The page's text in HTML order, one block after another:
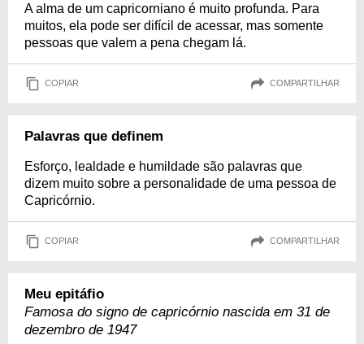
A alma de um capricorniano é muito profunda. Para
muitos, ela pode ser difícil de acessar, mas somente
pessoas que valem a pena chegam lá.
COPIAR COMPARTILHAR
Palavras que definem
Esforço, lealdade e humildade são palavras que
dizem muito sobre a personalidade de uma pessoa de
Capricórnio.
COPIAR COMPARTILHAR
Meu epitáfio
Famosa do signo de capricórnio nascida em 31 de
dezembro de 1947